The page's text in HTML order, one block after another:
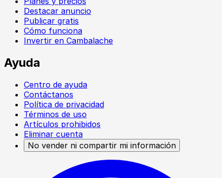
Destacar anuncio
Publicar gratis
Cómo funciona
Invertir en Cambalache
Ayuda
Centro de ayuda
Contáctanos
Política de privacidad
Términos de uso
Artículos prohibidos
Eliminar cuenta
No vender ni compartir mi información